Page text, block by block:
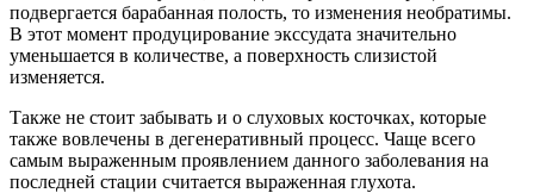
подвергается барабанная полость, то изменения необратимы.
В этот момент продуцирование экссудата значительно
уменьшается в количестве, а поверхность слизистой
изменяется.
Также не стоит забывать и о слуховых косточках, которые
также вовлечены в дегенеративный процесс. Чаще всего
самым выраженным проявлением данного заболевания на
последней стации считается выраженная глухота.